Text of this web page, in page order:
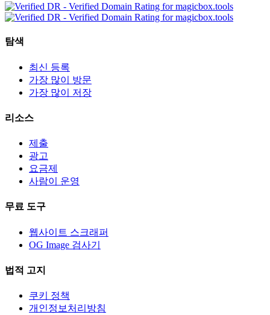
탐색
최신 등록
가장 많이 방문
가장 많이 저장
리소스
제출
광고
요금제
사람이 운영
무료 도구
웹사이트 스크래퍼
OG Image 검사기
법적 고지
쿠키 정책
개인정보처리방침